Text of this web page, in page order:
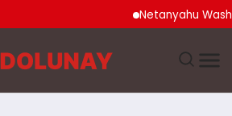
Netanyahu